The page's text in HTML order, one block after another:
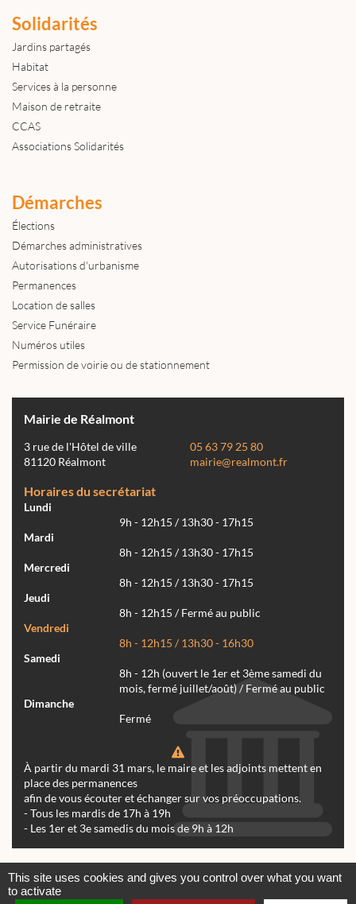
Solidarités
Jardins partagés
Habitat
Services à la personne
Maison de retraite
CCAS
Associations Solidarités
Démarches
Élections
Démarches administratives
Autorisations d'urbanisme
Permanences
Location de salles
Service Funéraire
Numéros utiles
Permission de voirie ou de stationnement
Mairie de Réalmont
3 rue de l'Hôtel de ville
81120 Réalmont
05 63 79 25 80
mairie@realmont.fr
Horaires du secrétariat
Lundi
9h - 12h15 / 13h30 - 17h15
Mardi
8h - 12h15 / 13h30 - 17h15
Mercredi
8h - 12h15 / 13h30 - 17h15
Jeudi
8h - 12h15 / Fermé au public
Vendredi
8h - 12h15 / 13h30 - 16h30
Samedi
8h - 12h (ouvert le 1er et 3ème samedi du
mois, fermé juillet/août) / Fermé au public
Dimanche
Fermé
À partir du mardi 31 mars, le maire et les adjoints mettent en
place des permanences
afin de vous écouter et échanger sur vos préoccupations.
- Tous les mardis de 17h à 19h
- Les 1er et 3e samedis du mois de 9h à 12h
Contactez-nous
Mentions légales
This site uses cookies and gives you control over what you want
to activate